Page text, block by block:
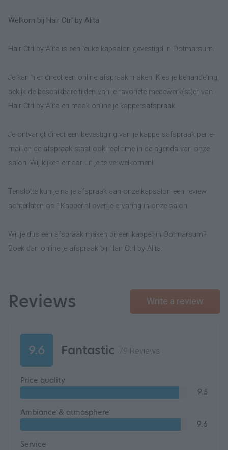
Welkom bij Hair Ctrl by Alita
Hair Ctrl by Alita is een leuke kapsalon gevestigd in Ootmarsum.
Je kan hier direct een online afspraak maken. Kies je behandeling,
bekijk de beschikbare tijden van je favoriete medewerk(st)er van
Hair Ctrl by Alita en maak online je kappersafspraak.
Je ontvangt direct een bevestiging van je kappersafspraak per e-
mail en de afspraak staat ook real time in de agenda van onze
salon. Wij kijken ernaar uit je te verwelkomen!
Tenslotte kun je na je afspraak aan onze kapsalon een review
achterlaten op 1Kapper.nl over je ervaring in onze salon.
Wil je dus een afspraak maken bij een kapper in Ootmarsum?
Boek dan online je afspraak bij Hair Ctrl by Alita.
Reviews Write a review
9.6 Fantastic 79 Reviews
Price quality
9.5
Ambiance & atmosphere
9.6
Service